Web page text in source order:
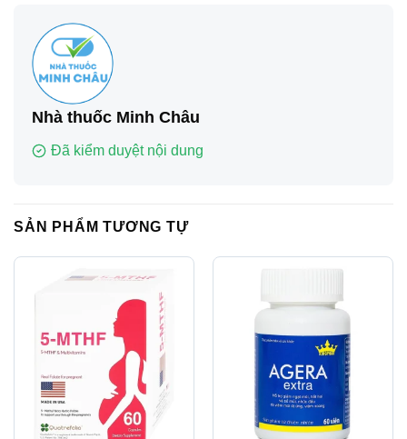
Nhà thuốc Minh Châu
Đã kiểm duyệt nội dung
SẢN PHẨM TƯƠNG TỰ